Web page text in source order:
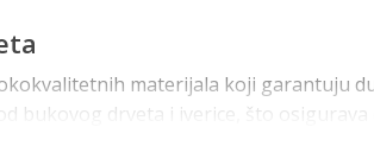
materijala koji garantuju
bukovog drveta i iverice, što